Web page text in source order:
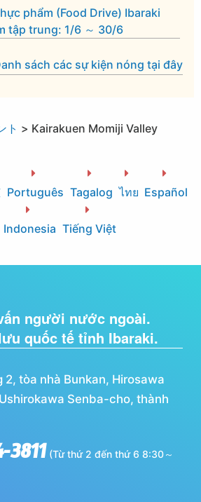
phẩm (Food Drive) Ibaraki
tập trung: 1/6 ～ 30/6
sách các sự kiện nóng tại đây
ト > Kairakuen Momiji Valley
Português Tagalog ไทย Español
Indonesia Tiếng Việt
người nước ngoài.
quốc tế tỉnh Ibaraki.
2, tòa nhà Bunkan, Hirosawa
Senba-cho, thành
(Từ thứ 2 đến thứ 6 8:30～